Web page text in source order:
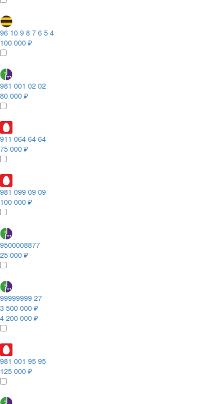
96 10 9 8 7 6 5 4
100 000 ₽
981 001 02 02
80 000 ₽
911 064 64 64
75 000 ₽
981 099 09 09
100 000 ₽
9500008877
25 000 ₽
99999999 27
3 500 000 ₽
4 200 000 ₽
981 001 95 95
125 000 ₽